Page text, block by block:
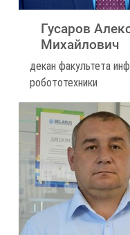
Гусаров
Михайлович
декан факультета
робототехники